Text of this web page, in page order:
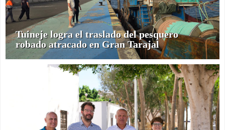
Tuineje logra el traslado del pesquero
robado atracado en Gran Tarajal